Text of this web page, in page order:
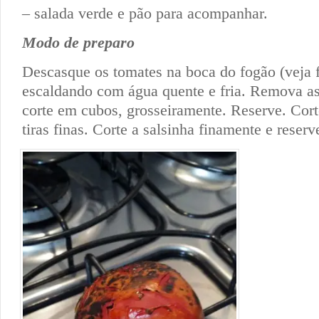
– salada verde e pão para acompanhar.
Modo de preparo
Descasque os tomates na boca do fogão
escaldando com água quente e fria. Remova
corte em cubos, grosseiramente. Reserve.
tiras finas. Corte a salsinha finamente e